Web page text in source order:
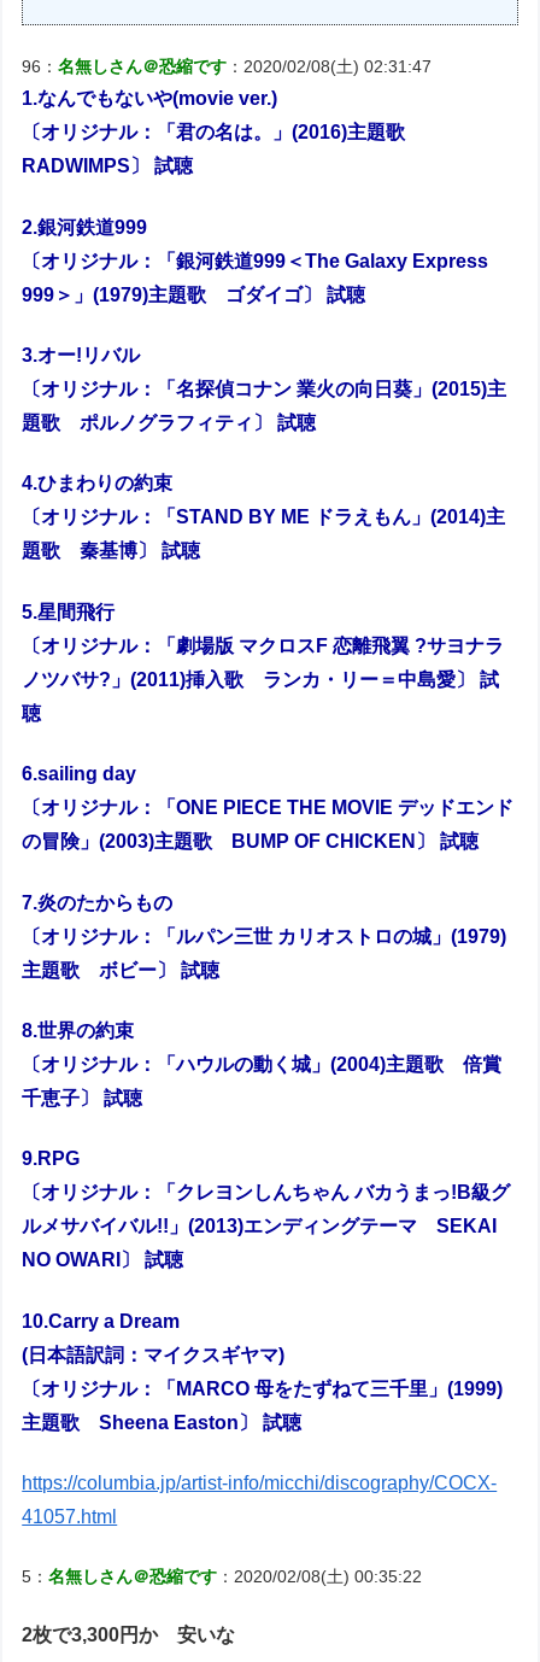
96：名無しさん＠恐縮です ：2020/02/08(土) 02:31:47
1.なんでもないや(movie ver.)
〔オリジナル：「君の名は。」(2016)主題歌
RADWIMPS〕 試聴
2.銀河鉄道999
〔オリジナル：「銀河鉄道999＜The Galaxy Express
999＞」(1979)主題歌 ゴダイゴ〕 試聴
3.オー!リバル
〔オリジナル：「名探偵コナン 業火の向日葵」(2015)主
題歌 ポルノグラフィティ〕 試聴
4.ひまわりの約束
〔オリジナル：「STAND BY ME ドラえもん」(2014)主
題歌 秦基博〕 試聴
5.星間飛行
〔オリジナル：「劇場版 マクロスF 恋離飛翼 ?サヨナラ
ノツバサ?」(2011)挿入歌 ランカ・リー＝中島愛〕 試
聴
6.sailing day
〔オリジナル：「ONE PIECE THE MOVIE デッドエンド
の冒険」(2003)主題歌 BUMP OF CHICKEN〕 試聴
7.炎のたからもの
〔オリジナル：「ルパン三世 カリオストロの城」(1979)
主題歌 ボビー〕 試聴
8.世界の約束
〔オリジナル：「ハウルの動く城」(2004)主題歌 倍賞
千恵子〕 試聴
9.RPG
〔オリジナル：「クレヨンしんちゃん バカうまっ!B級グ
ルメサバイバル!!」(2013)エンディングテーマ SEKAI
NO OWARI〕 試聴
10.Carry a Dream
(日本語訳詞：マイクスギヤマ)
〔オリジナル：「MARCO 母をたずねて三千里」(1999)
主題歌 Sheena Easton〕 試聴
https://columbia.jp/artist-info/micchi/discography/COCX-
41057.html
5：名無しさん＠恐縮です ：2020/02/08(土) 00:35:22
2枚で3,300円か 安いな